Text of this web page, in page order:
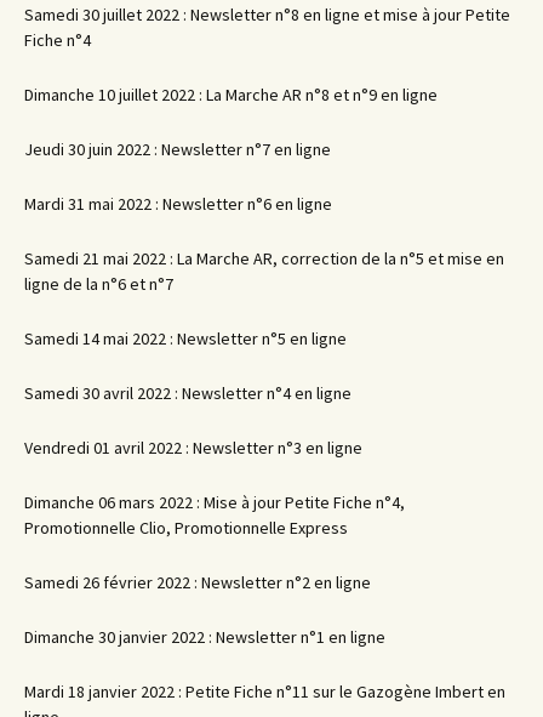
Samedi 30 juillet 2022 : Newsletter n°8 en ligne et mise à jour Petite
Fiche n°4
Dimanche 10 juillet 2022 : La Marche AR n°8 et n°9 en ligne
Jeudi 30 juin 2022 : Newsletter n°7 en ligne
Mardi 31 mai 2022 : Newsletter n°6 en ligne
Samedi 21 mai 2022 : La Marche AR, correction de la n°5 et mise en
ligne de la n°6 et n°7
Samedi 14 mai 2022 : Newsletter n°5 en ligne
Samedi 30 avril 2022 : Newsletter n°4 en ligne
Vendredi 01 avril 2022 : Newsletter n°3 en ligne
Dimanche 06 mars 2022 : Mise à jour Petite Fiche n°4,
Promotionnelle Clio, Promotionnelle Express
Samedi 26 février 2022 : Newsletter n°2 en ligne
Dimanche 30 janvier 2022 : Newsletter n°1 en ligne
Mardi 18 janvier 2022 : Petite Fiche n°11 sur le Gazogène Imbert en